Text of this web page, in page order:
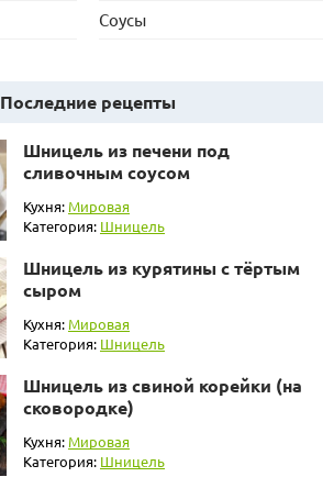
Соусы
Последние рецепты
Шницель из печени под
сливочным соусом
Кухня: Мировая
Категория: Шницель
Шницель из курятины с тёртым
сыром
Кухня: Мировая
Категория: Шницель
Шницель из свиной корейки (на
сковородке)
Кухня: Мировая
Категория: Шницель